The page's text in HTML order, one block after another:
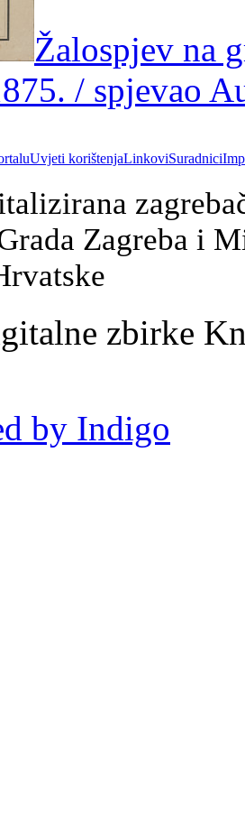
Žalospjev na
/ spjevao
Uvjeti korištenjaLinkoviSuradnici
Zagreba i
zbirke
by Indigo